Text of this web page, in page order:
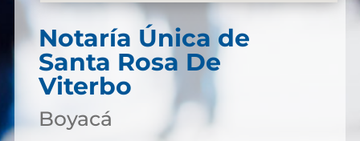
Notaría Única de
Santa Rosa De
Viterbo
Boyacá